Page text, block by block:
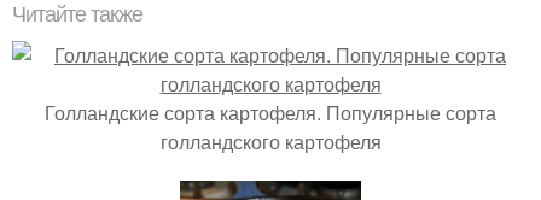
Читайте также
Голландские сорта картофеля. Популярные сорта
голландского картофеля